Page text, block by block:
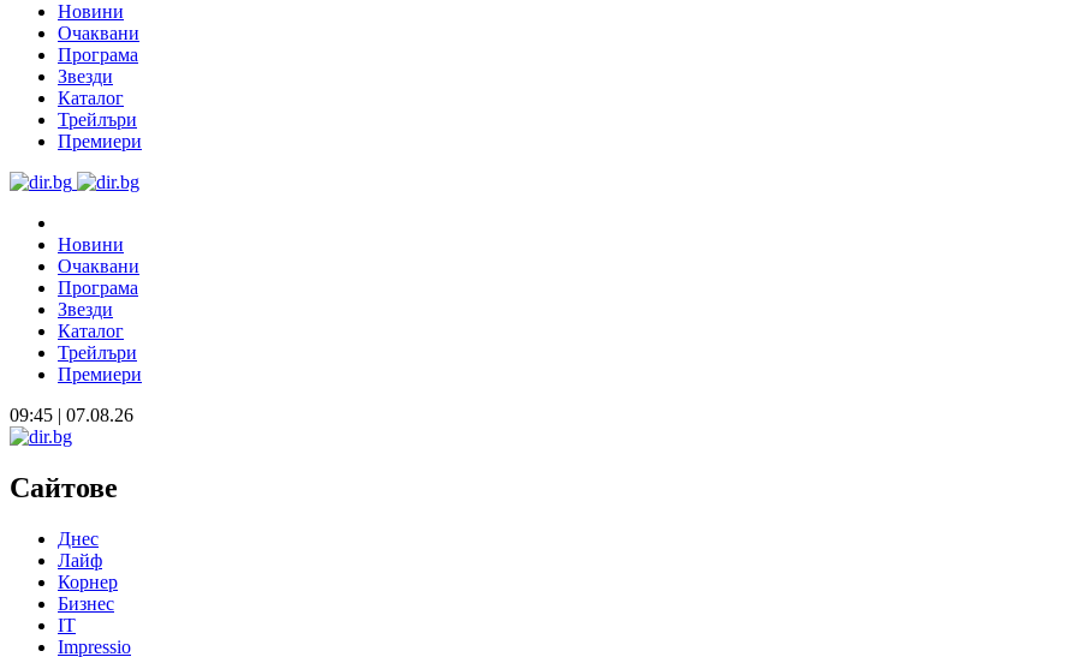
Новини
Очаквани
Програма
Звезди
Каталог
Трейлъри
Премиери
Новини
Очаквани
Програма
Звезди
Каталог
Трейлъри
Премиери
09:45 | 07.08.26
Сайтове
Днес
Лайф
Корнер
Бизнес
IT
Impressio